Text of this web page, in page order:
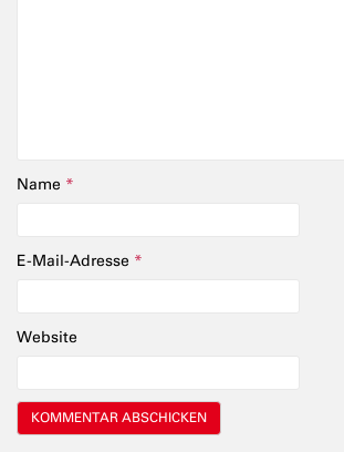
Name *
E-Mail-Adresse *
Website